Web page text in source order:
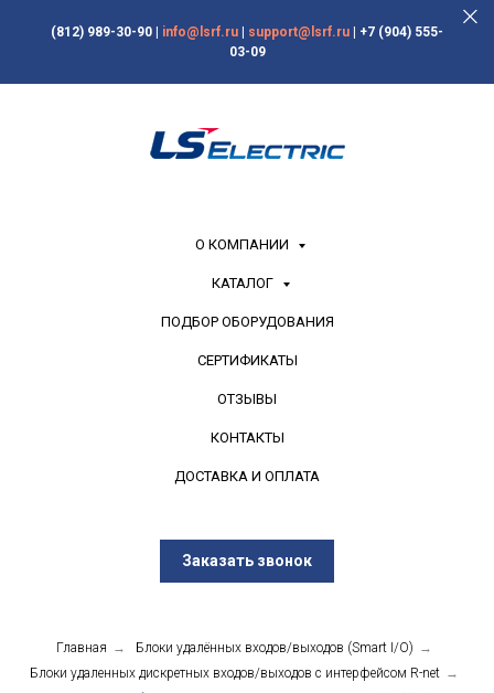
(812) 989-30-90 info@lsrf.ru support@lsrf.ru
+7 (904) 555-
03-09
О КОМПАНИИ
КАТАЛОГ
ПОДБОР ОБОРУДОВАНИЯ
СЕРТИФИКАТЫ
ОТЗЫВЫ
КОНТАКТЫ
ДОСТАВКА И ОПЛАТА
Заказать звонок
Главная → Блоки удалённых входов/выходов (Smart I/O) →
Блоки удаленных дискретных входов/выходов с интерфейсом R-net →